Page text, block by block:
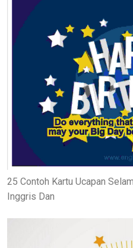
25 Contoh Kartu Ucapan
Inggris Dan